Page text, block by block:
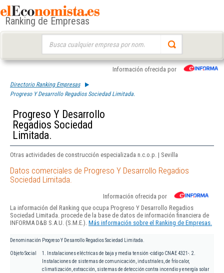
Ranking de Empresas
Información ofrecida por
Directorio Ranking Empresas
Progreso Y Desarrollo Regadios Sociedad Limitada.
Progreso Y Desarrollo
Regadios Sociedad
Limitada.
Otras actividades de construcción especializada n.c.o.p. | Sevilla
Datos comerciales de Progreso Y Desarrollo Regadios
Sociedad Limitada.
Información ofrecida por
La información del Ranking que ocupa Progreso Y Desarrollo Regadios
Sociedad Limitada. procede de la base de datos de información financiera de
INFORMA D&B S.A.U. (S.M.E.). Más información sobre el Ranking de Empresas.
Denominación Progreso Y Desarrollo Regadios Sociedad Limitada.
Objeto Social
1. Instalaciones eléctricas de baja y media tensión -código CNAE 4321-. 2.
Instalaciones de sistemas de comunicación, industriales, de frío calor,
climatización, extracción, sistemas de detección contra incendio y energía solar